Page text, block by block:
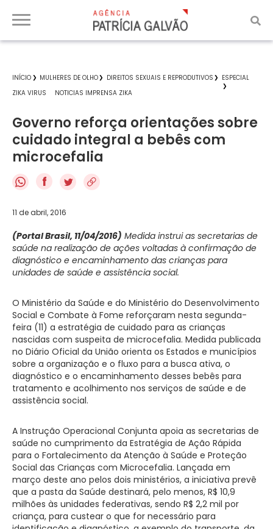
INÍCIO MULHERES DE OLHO DIREITOS SEXUAIS E REPRODUTIVOS
ESPECIAL
ZIKA VIRUS
NOTICIAS IMPRENSA ZIKA
Governo reforça orientações sobre
cuidado integral a bebês com
microcefalia
f
11 de abril, 2016
(Portal Brasil, 11/04/2016) Medida instrui as secretarias de
saúde na realização de ações voltadas à confirmação de
diagnóstico e encaminhamento das crianças para
unidades de saúde e assistência social.
O Ministério da Saúde e do Ministério do Desenvolvimento
Social e Combate à Fome reforçaram nesta segunda-
feira (11) a estratégia de cuidado para as crianças
nascidas com suspeita de microcefalia. Medida publicada
no Diário Oficial da União orienta os Estados e municípios
sobre a organização e o fluxo para a busca ativa, o
diagnóstico e o encaminhamento desses bebês para
tratamento e acolhimento nos serviços de saúde e de
assistência social.
A Instrução Operacional Conjunta apoia as secretarias de
saúde no cumprimento da Estratégia de Ação Rápida
para o Fortalecimento da Atenção à Saúde e Proteção
Social das Crianças com Microcefalia. Lançada em
março deste ano pelos dois ministérios, a iniciativa prevê
que a pasta da Saúde destinará, pelo menos, R$ 10,9
milhões às unidades federativas, sendo R$ 2,2 mil por
criança, para custear o que for necessário para